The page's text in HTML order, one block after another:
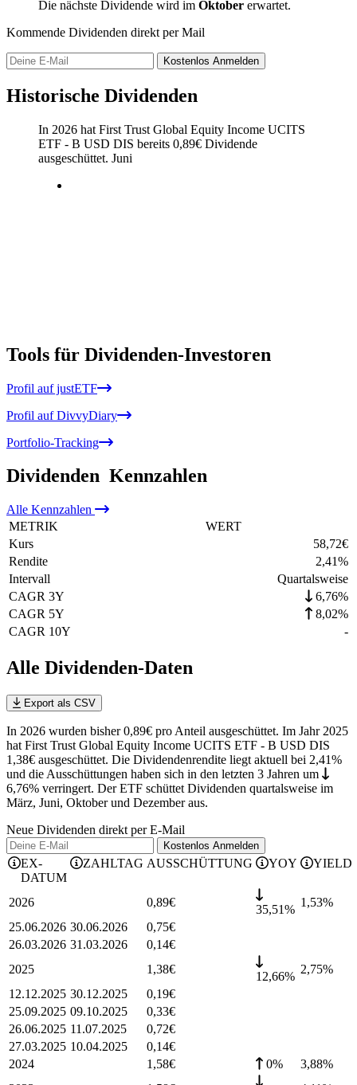
Die nächste Dividende wird im Oktober erwartet.
Kommende Dividenden direkt per Mail
Kostenlos Anmelden
Historische Dividenden
In 2026 hat First Trust Global Equity Income UCITS
ETF - B USD DIS bereits 0,89€ Dividende
ausgeschüttet. Juni
Tools für Dividenden-Investoren
Profil auf justETF
Profil auf DivvyDiary
Portfolio-Tracking
Dividenden Kennzahlen
Alle Kennzahlen
METRIK
WERT
Kurs
58,72€
Rendite
2,41%
Intervall
Quartalsweise
CAGR 3Y
6,76%
CAGR 5Y
8,02%
CAGR 10Y
-
Alle Dividenden-Daten
Export als CSV
In 2026 wurden bisher 0,89€ pro Anteil ausgeschüttet. Im Jahr 2025
hat First Trust Global Equity Income UCITS ETF - B USD DIS
1,38€ ausgeschüttet. Die Dividendenrendite liegt aktuell bei 2,41%
und die Ausschüttungen haben sich in den letzten 3 Jahren um
6,76% verringert. Der ETF schüttet Dividenden quartalsweise im
März, Juni, Oktober und Dezember aus.
Neue Dividenden direkt per E-Mail
Kostenlos Anmelden
EX-
DATUM
ZAHLTAG AUSSCHÜTTUNG YOY YIELD
2026 0,89€
35,51%
1,53%
25.06.2026 30.06.2026 0,75€
26.03.2026 31.03.2026 0,14€
2025
1,38€
12,66%
2,75%
12.12.2025 30.12.2025 0,19€
25.09.2025 09.10.2025 0,33€
26.06.2025 11.07.2025 0,72€
27.03.2025 10.04.2025 0,14€
2024
1,58€ 0% 3,88%